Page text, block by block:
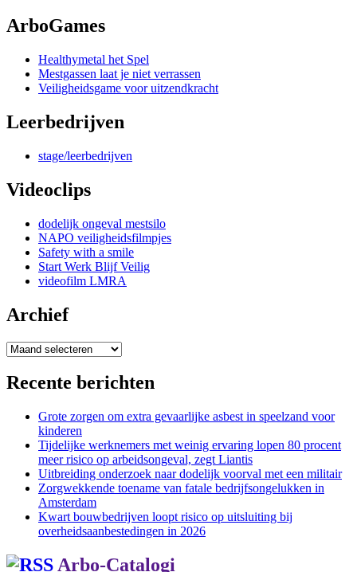
ArboGames
Healthymetal het Spel
Mestgassen laat je niet verrassen
Veiligheidsgame voor uitzendkracht
Leerbedrijven
stage/leerbedrijven
Videoclips
dodelijk ongeval mestsilo
NAPO veiligheidsfilmpjes
Safety with a smile
Start Werk Blijf Veilig
videofilm LMRA
Archief
Archief
Recente berichten
Grote zorgen om extra gevaarlijke asbest in speelzand voor
kinderen
Tijdelijke werknemers met weinig ervaring lopen 80 procent
meer risico op arbeidsongeval, zegt Liantis
Uitbreiding onderzoek naar dodelijk voorval met een militair
Zorgwekkende toename van fatale bedrijfsongelukken in
Amsterdam
Kwart bouwbedrijven loopt risico op uitsluiting bij
overheidsaanbestedingen in 2026
Arbo-Catalogi